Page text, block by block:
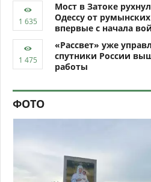
Мост в Затоке
Одессу от
впервые с начала
«Рассвет» уже
спутники России
работы
ФОТО